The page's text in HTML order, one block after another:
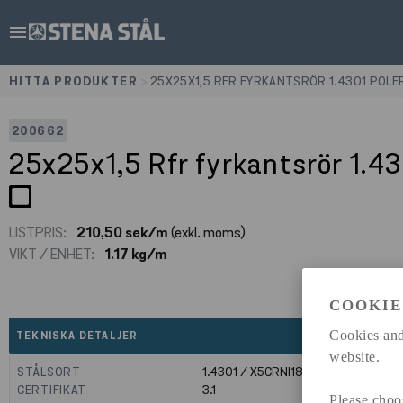
Cookies
website.
Please
menu
HITTA PRODUKTER 25X25X1,5 RFR FYRKANTSRÖR 1.4301
200662
25x25x1,5 Rfr fyrkantsrör
LISTPRIS: 210,50 sek/m(exkl. moms)
VIKT / ENHET:
1.17 kg/m
TEKNISKA DETALJER expand_less
STÅLSORT
1.4301 / X5CRNI18-10
CERTIFIKAT
3.1